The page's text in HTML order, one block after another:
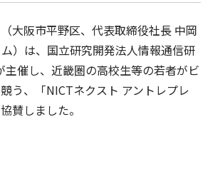
大阪市平野区、代表取締役社長 中岡
）は、国立研究開発法人情報通信研
主催し、近畿圏の高校生等の若者がビ
う、「NICTネクスト アントレプレ
賛しました。